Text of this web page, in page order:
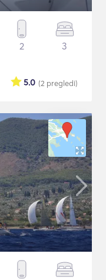
2 3
(2 pregledi)
5.0